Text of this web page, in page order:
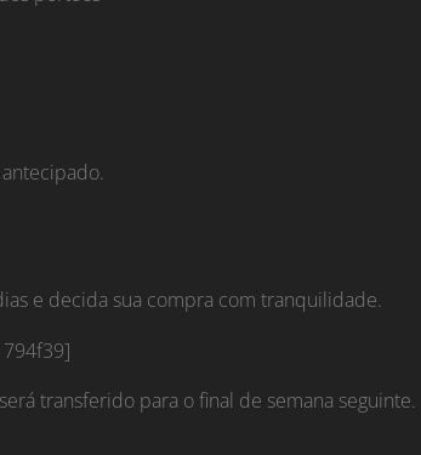
e decida sua compra com tranquilidade.
transferido para o final de semana seguinte.